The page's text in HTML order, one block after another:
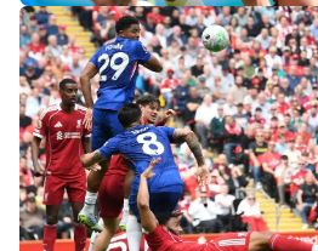
«Слот не тот человек»:
«Ливерпуля» и «Челси»
после ничьей на «Энфилде»